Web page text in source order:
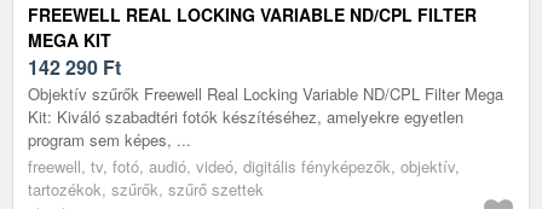
FREEWELL REAL LOCKING VARIABLE ND/CPL FILTER
MEGA KIT
142 290 Ft
Objektív szűrők Freewell Real Locking Variable ND/CPL Filter Mega
Kit: Kiváló szabadtéri fotók készítéséhez, amelyekre egyetlen
program sem képes, ...
freewell, tv, fotó, audió, videó, digitális fényképezők, objektív,
tartozékok, szűrők, szűrő szettek